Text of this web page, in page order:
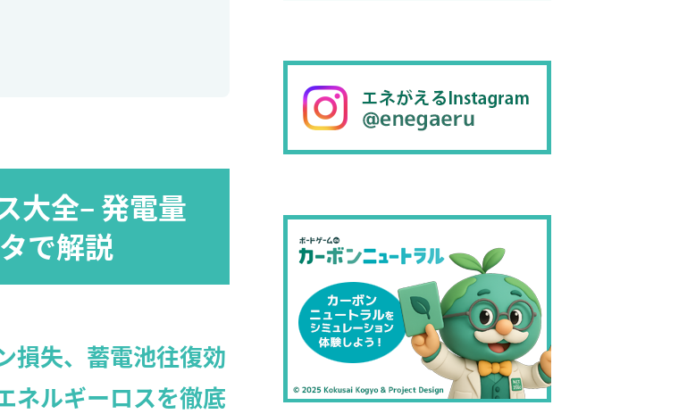
大全– 発電量
で解説
損失、蓄電池往復効
ネルギーロスを徹底